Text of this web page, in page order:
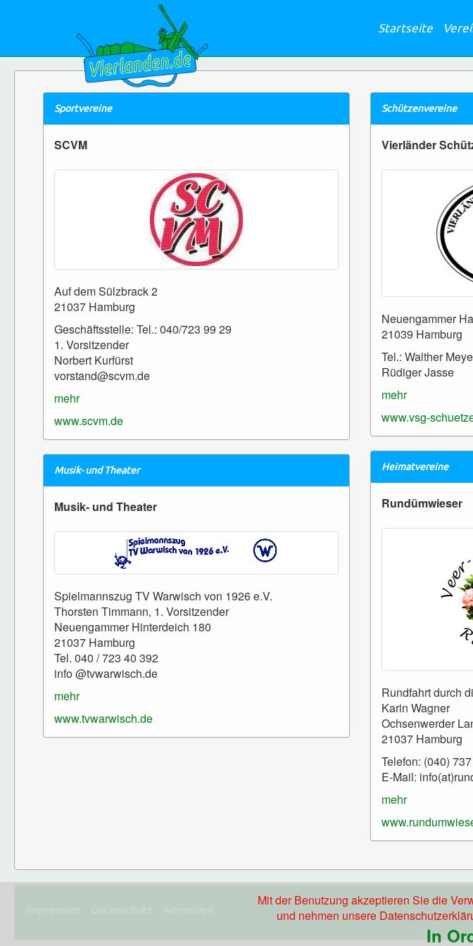
Startseite
Sportvereine
SCVM
Auf dem Sülzbrack 2
21037 Hamburg
Geschäftsstelle: Tel.: 040/723 99 29
1. Vorsitzender
Norbert Kurfürst
vorstand@scvm.de
mehr
www.scvm.de
Schützenvereine
Vierländer
Neuengammer
21039 Hamburg
Tel.: Walther
Rüdiger Jasse
mehr
www.vsg-
Heimatvereine
Rundümwieser
Rundfahrt durch
Karin Wagner
Ochsenwerder
21037 Hamburg
Telefon: (040)
E-Mail:
mehr
Musik- und Theater
Musik- und Theater
Spielmannszug TV Warwisch von 1926 e.V.
Thorsten Timmann, 1. Vorsitzender
Neuengammer Hinterdeich 180
21037 Hamburg
Tel. 040 / 723 40 392
info @tvwarwisch.de
mehr
www.tvwarwisch.de
Mit der Benutzung akzeptieren Sie die
und nehmen unsere
In
Impressum Datenschutz Anmelden